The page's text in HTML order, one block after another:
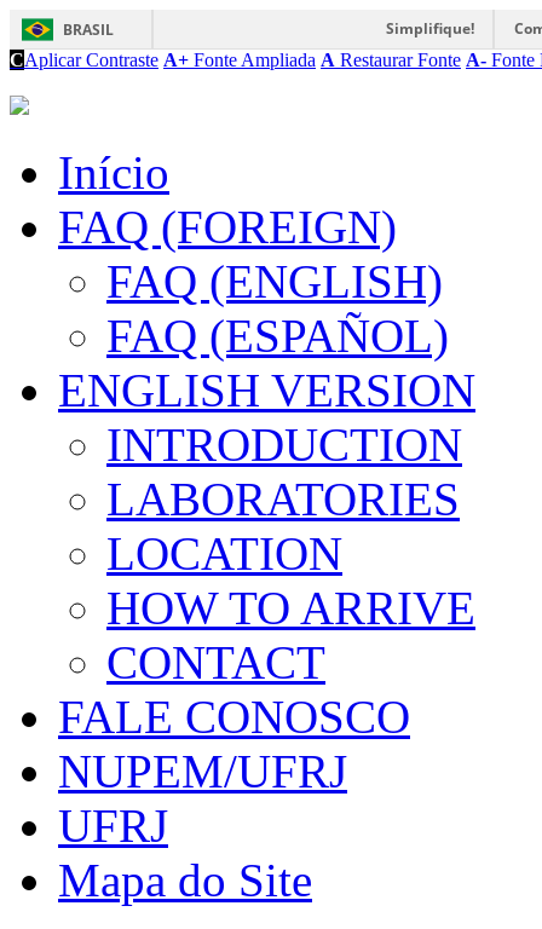
BRASIL Simplifique!
CAplicar Contraste A+ Fonte Ampliada A Restaurar Fonte A- Fonte
Início
FAQ (FOREIGN)
FAQ (ENGLISH)
FAQ (ESPAÑOL)
ENGLISH VERSION
INTRODUCTION
LABORATORIES
LOCATION
HOW TO ARRIVE
CONTACT
FALE CONOSCO
NUPEM/UFRJ
UFRJ
Mapa do Site